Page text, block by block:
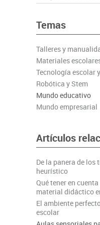
Manualidades
Escritura y
Complementos
Plastificación,
Informática
Higiene
Dibujo técnico y
Temas
Talleres y
Materiales
Tecnología escolar
Robótica y Stem
Mundo educativo
Mundo empresarial
Artículos
De la panera de los
heurístico
Qué tener en
material didáctico
El ambiente
escolar